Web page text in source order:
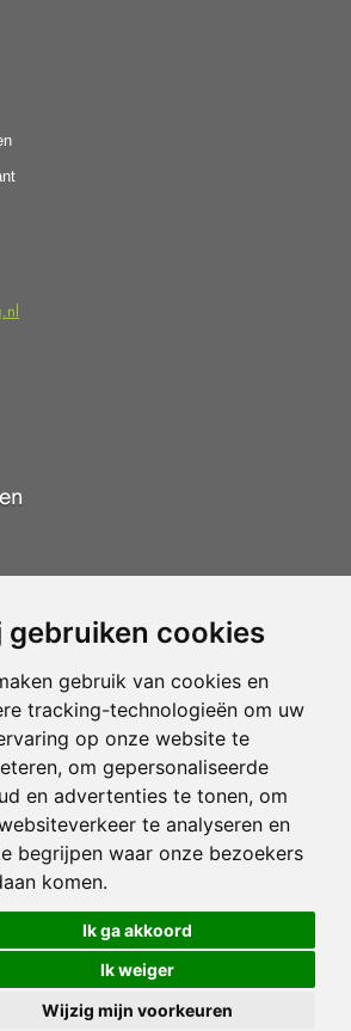
gebruiken cookies
gebruik van cookies en
tracking-technologieën om uw
op onze website te
om gepersonaliseerde
en advertenties te tonen, om
te analyseren en
begrijpen waar onze bezoekers
komen.
Ik ga akkoord
Ik weiger
Wijzig mijn voorkeuren
Update cookies preferences
Deze website is ontwikkeld door AGN
dat u dealgemene voorwaarden
accepteert.
Vloerenvoordelig.nl is een onderdeel van